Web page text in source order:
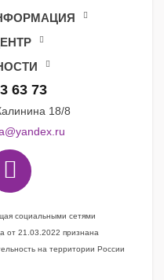
63 73
18/8
социальными сетями
от 21.03.2022 признана
на территории России